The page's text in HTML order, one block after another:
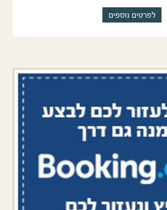
לפרטים נוספים